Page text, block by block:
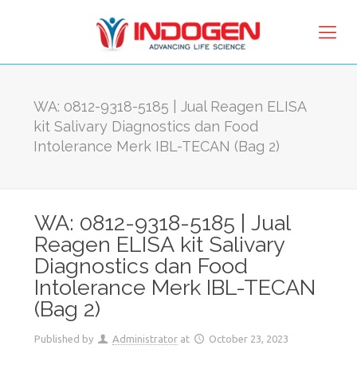
WA: 0812-9318-5185 | Jual Reagen ELISA
kit Salivary Diagnostics dan Food
Intolerance Merk IBL-TECAN (Bag 2)
WA: 0812-9318-5185 | Jual
Reagen ELISA kit Salivary
Diagnostics dan Food
Intolerance Merk IBL-TECAN
(Bag 2)
Published by Administrator at October 23, 2023